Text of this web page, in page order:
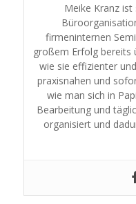
Meike Kranz
firmeninternen
großem Erfolg bereits
wie sie effizienter
praxisnahen und
wie man sich in
Bearbeitung und
organisiert und